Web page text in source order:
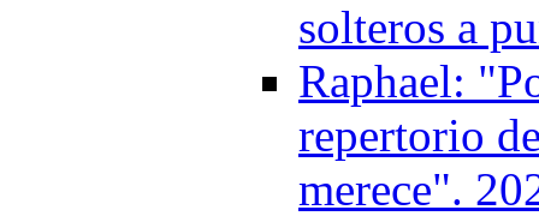
solteros a
Raphael:
repertorio
merece".